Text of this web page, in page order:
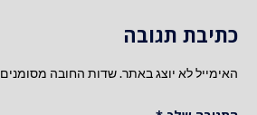
כתיבת תגובה
האימייל לא יוצג באתר.שדות החובה מסומנים